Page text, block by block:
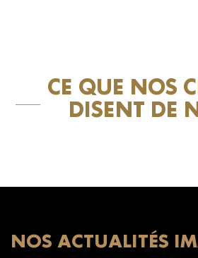
CE QUE NOS
DISENT DE
NOS ACTUALITÉS